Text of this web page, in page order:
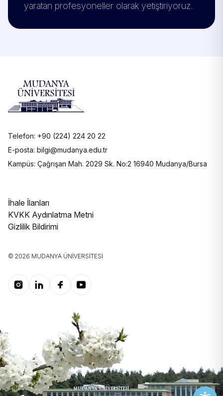
yaratan profesyoneller olarak yetiştiriyoruz.
Telefon: +90 (224) 224 20 22
E-posta: bilgi@mudanya.edu.tr
Kampüs: Çağrışan Mah. 2029 Sk. No:2 16940 Mudanya/Bursa
İhale İlanları
KVKK Aydınlatma Metni
Gizlilik Bildirimi
© 2026 MUDANYA ÜNIVERSITESI